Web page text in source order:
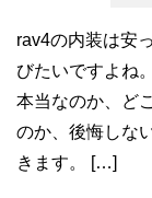
rav4の内装は安
びたいですよね
本当なのか、ど
のか、後悔しな
きます。 […]